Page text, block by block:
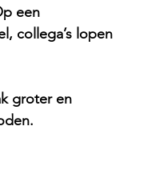
een
collega’s lopen
groter en